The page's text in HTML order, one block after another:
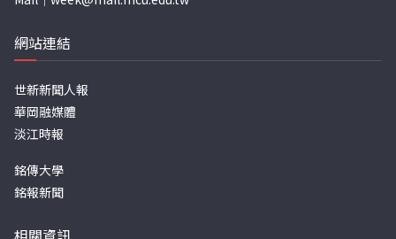
網站連結
世新新聞人報
華岡融媒體
淡江時報
銘傳大學
銘報新聞